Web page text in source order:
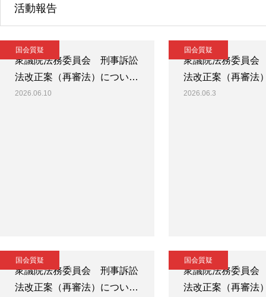
活動報告
国会質疑
衆議院法務委員会 刑事訴訟
法改正案（再審法）につい…
2026.06.10
国会質疑
衆議院法務委員
法改正案（再審法
2026.06.3
国会質疑
衆議院法務委員会 刑事訴訟
法改正案（再審法）につい…
国会質疑
衆議院法務委員
法改正案（再審法